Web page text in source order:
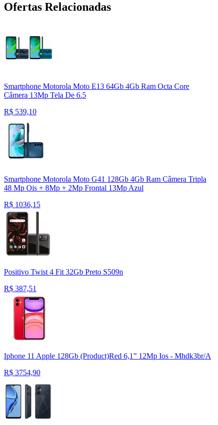
Ofertas Relacionadas
Smartphone Motorola Moto E13 64Gb 4Gb Ram Octa Core
Câmera 13Mp Tela De 6.5
R$ 539,10
Smartphone Motorola Moto G41 128Gb 4Gb Ram Câmera Tripla
48 Mp Ois + 8Mp + 2Mp Frontal 13Mp Azul
R$ 1036,15
Positivo Twist 4 Fit 32Gb Preto S509n
R$ 387,51
Iphone 11 Apple 128Gb (Product)Red 6,1” 12Mp Ios - Mhdk3br/A
R$ 3754,90